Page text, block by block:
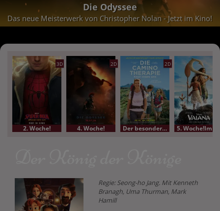
Die Odyssee
Das neue Meisterwerk von Christopher Nolan - Jetzt im Kino!
3D
2. Woche!
2D
4. Woche!
2D
Der besondere Film
Regie: Seong-ho Jang. Mit Kenneth
Branagh, Uma Thurman, Mark
Hamill